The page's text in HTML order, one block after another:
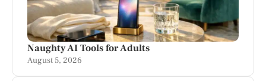
Naughty AI Tools for Adults
August 5, 2026